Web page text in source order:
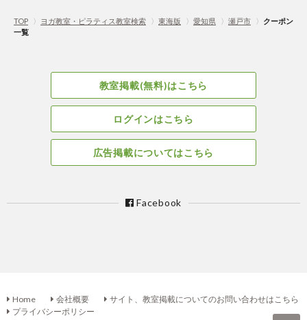
TOP 〉 ヨガ教室・ピラティス教室検索 〉 東海版 〉 愛知県 〉 瀬戸市 〉 クーポン
一覧
教室掲載(無料)はこちら
ログインはこちら
広告掲載についてはこちら
Facebook
Home 会社概要
サイト、教室掲載についてのお問い合わせはこちら
プライバシーポリシー